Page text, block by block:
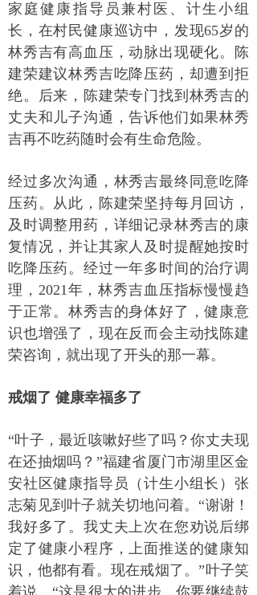
家庭健康指导员兼村医、计生小组
长，在村民健康巡访中，发现65岁的
林秀吉有高血压，动脉出现硬化。陈
建荣建议林秀吉吃降压药，却遭到拒
绝。后来，陈建荣专门找到林秀吉的
丈夫和儿子沟通，告诉他们如果林秀
吉再不吃药随时会有生命危险。
经过多次沟通，林秀吉最终同意吃降
压药。从此，陈建荣坚持每月回访，
及时调整用药，详细记录林秀吉的康
复情况，并让其家人及时提醒她按时
吃降压药。经过一年多时间的治疗调
理，2021年，林秀吉血压指标慢慢趋
于正常。林秀吉的身体好了，健康意
识也增强了，现在反而会主动找陈建
荣咨询，就出现了开头的那一幕。
戒烟了 健康幸福多了
“叶子，最近咳嗽好些了吗？你丈夫现
在还抽烟吗？”福建省厦门市湖里区金
安社区健康指导员（计生小组长）张
志菊见到叶子就关切地问着。“谢谢！
我好多了。我丈夫上次在您劝说后绑
定了健康小程序，上面推送的健康知
识，他都有看。现在戒烟了。”叶子笑